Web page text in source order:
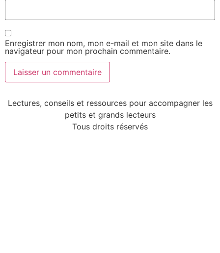
Enregistrer mon nom, mon e-mail et mon site dans le
navigateur pour mon prochain commentaire.
Lectures, conseils et ressources pour accompagner les
petits et grands lecteurs
Tous droits réservés